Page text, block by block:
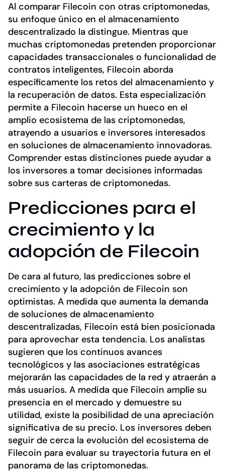
Al comparar Filecoin con otras criptomonedas,
su enfoque único en el almacenamiento
descentralizado la distingue. Mientras que
muchas criptomonedas pretenden proporcionar
capacidades transaccionales o funcionalidad de
contratos inteligentes, Filecoin aborda
específicamente los retos del almacenamiento y
la recuperación de datos. Esta especialización
permite a Filecoin hacerse un hueco en el
amplio ecosistema de las criptomonedas,
atrayendo a usuarios e inversores interesados
en soluciones de almacenamiento innovadoras.
Comprender estas distinciones puede ayudar a
los inversores a tomar decisiones informadas
sobre sus carteras de criptomonedas.
Predicciones para el
crecimiento y la
adopción de Filecoin
De cara al futuro, las predicciones sobre el
crecimiento y la adopción de Filecoin son
optimistas. A medida que aumenta la demanda
de soluciones de almacenamiento
descentralizadas, Filecoin está bien posicionada
para aprovechar esta tendencia. Los analistas
sugieren que los continuos avances
tecnológicos y las asociaciones estratégicas
mejorarán las capacidades de la red y atraerán a
más usuarios. A medida que Filecoin amplíe su
presencia en el mercado y demuestre su
utilidad, existe la posibilidad de una apreciación
significativa de su precio. Los inversores deben
seguir de cerca la evolución del ecosistema de
Filecoin para evaluar su trayectoria futura en el
panorama de las criptomonedas.